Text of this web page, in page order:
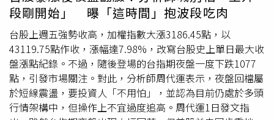
訊第11款」的股價波動標準。過去只要近6個營業日收盤價
起迄價差達100元以上，即可能符合公布條件；新制則提高
門檻，當日收盤價需超過1000元，且近6個營業日收盤價
差達300元以上，才可能適用。針對高價股，證交所也採分
級方式調整標準。股價介於1000元至2000元者，6個營業日
價差 門檻為300元；股價超過2000元至3000元者，價差門
檻提高至450元，之後每增加1000元，價差標準再增加150
元。證交所表示，調整後可避免高價股因正常價格波動而過
段剛開始」 曝「這時間」抱波段吃肉
台股上週五強勢收高，加權指數大漲3186.45點，以
43119.75點作收，漲幅達7.98%，改寫台股史上單日最大收
盤漲點紀錄。不過，隨後登場的台指期夜盤一度下跌1077
點，引發市場關注。對此，分析師周代運表示，夜盤回檔屬
於短線震盪，要投資人「不用怕」，並認為目前仍處於多頭
行情架構中，但操作上不宜過度追高。周代運1日發文指